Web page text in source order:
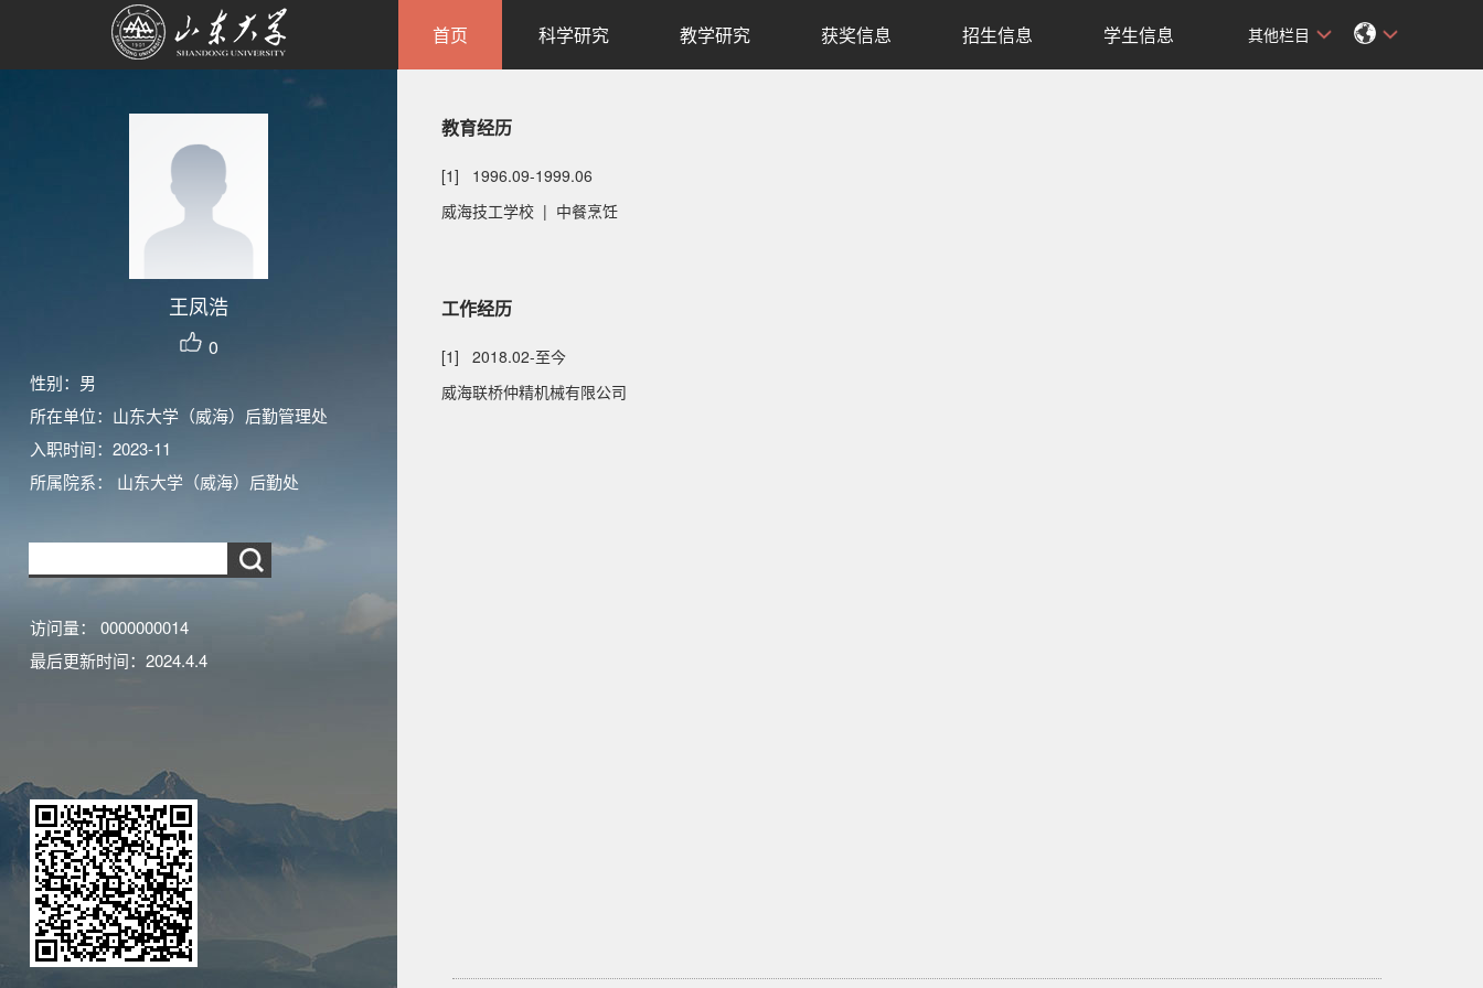
王凤浩
0
性别：男
所在单位：山东大学（威海）后勤管理处
入职时间：2023-11
所属院系： 山东大学（威海）后勤处
访问量： 0000000014
最后更新时间： 2024.4.4
首页 科学研究 教学研究 获奖信息 招生信息 学生信息 其他栏目
教育经历
[1] 1996.09-1999.06
威海技工学校 | 中餐烹饪
工作经历
[1] 2018.02-至今
威海联桥仲精机械有限公司